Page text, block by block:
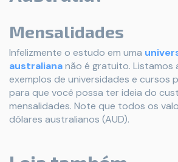
Mensalidades
Infelizmente o estudo em uma
australiananão é gratuito. Listamos
exemplos de universidades e cursos
para que você possa ter ideia do
mensalidades. Note que todos os
dólares australianos (AUD).